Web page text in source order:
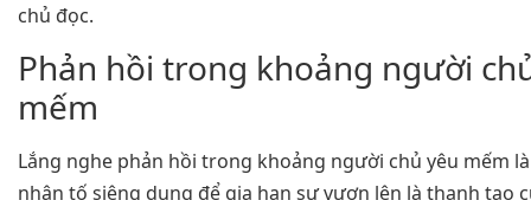
chủ đọc.
Phản hồi trong khoảng người
mếm
Lắng nghe phản hồi trong khoảng người chủ yêu mếm
nhân tố siêng dụng để gia hạn sự vươn lên là thanh tao